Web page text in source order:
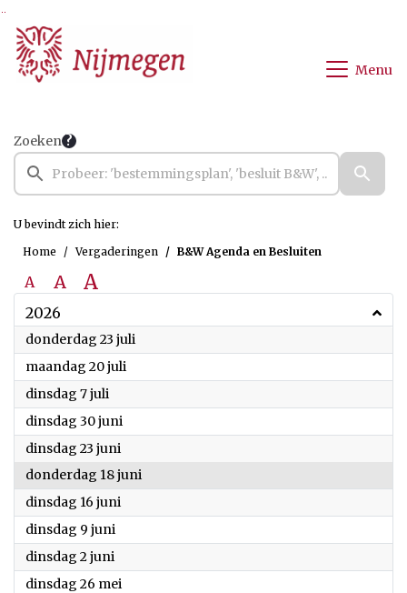
Menu
Zoeken
U bevindt zich hier:
Home
Vergaderingen B&W Agenda en Besluiten
A A A
2026
donderdag 23 juli
maandag 20 juli
dinsdag 7 juli
dinsdag 30 juni
dinsdag 23 juni
donderdag 18 juni
dinsdag 16 juni
dinsdag 9 juni
dinsdag 2 juni
dinsdag 26 mei